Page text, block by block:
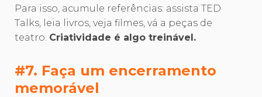
Para isso, acumule referências: assista TED
Talks, leia livros, veja filmes, vá a peças de
teatro. Criatividade é algo treinável.
#7. Faça um encerramento
memorável